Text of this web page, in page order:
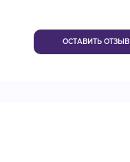
ОСТАВИТЬ ОТЗЫВ